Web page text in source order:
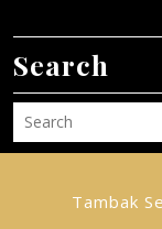
Search
Tambak